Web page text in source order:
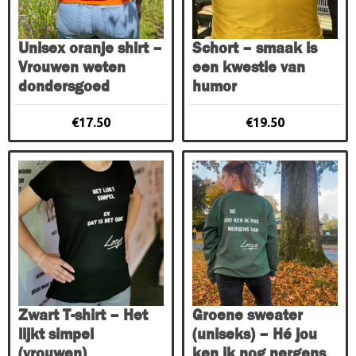
Unisex oranje shirt –
Vrouwen weten
dondersgoed
€17.50
optie
kan
gekozen
worden
op
de
productpagina
Schort – smaak is
een kwestie van
humor
€19.50
Zwart T-shirt – Het
lijkt simpel
Dit
product
heeft
meerdere
variaties.
Deze
optie
kan
gekozen
worden
op
Groene sweater
(uniseks) – Hé jou
Dit
product
heeft
meerdere
variaties.
Deze
optie
kan
gekozen
worden
op